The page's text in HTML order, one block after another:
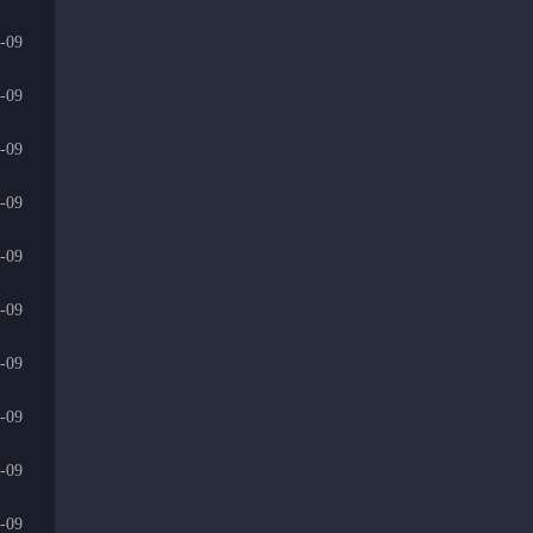
09
09
09
09
09
09
09
09
09
09